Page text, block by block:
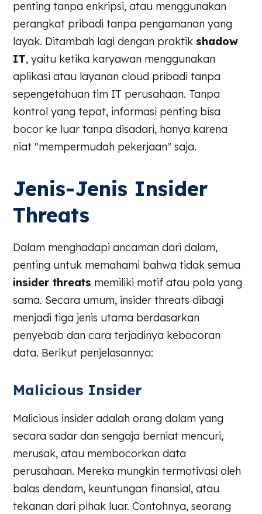
penting tanpa enkripsi, atau menggunakan
perangkat pribadi tanpa pengamanan yang
layak. Ditambah lagi dengan praktik shadow
IT, yaitu ketika karyawan menggunakan
aplikasi atau layanan cloud pribadi tanpa
sepengetahuan tim IT perusahaan. Tanpa
kontrol yang tepat, informasi penting bisa
bocor ke luar tanpa disadari, hanya karena
niat "mempermudah pekerjaan" saja.
Jenis-Jenis Insider
Threats
Dalam menghadapi ancaman dari dalam,
penting untuk memahami bahwa tidak semua
insider threats memiliki motif atau pola yang
sama. Secara umum, insider threats dibagi
menjadi tiga jenis utama berdasarkan
penyebab dan cara terjadinya kebocoran
data. Berikut penjelasannya:
Malicious Insider
Malicious insider adalah orang dalam yang
secara sadar dan sengaja berniat mencuri,
merusak, atau membocorkan data
perusahaan. Mereka mungkin termotivasi oleh
balas dendam, keuntungan finansial, atau
tekanan dari pihak luar. Contohnya, seorang